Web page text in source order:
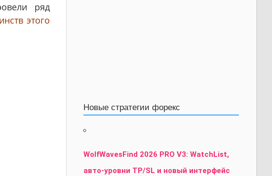
ряд
этого
Новые стратегии форекс
WolfWavesFind 2026 PRO V3: WatchList,
авто-уровни TP/SL и новый интерфейс